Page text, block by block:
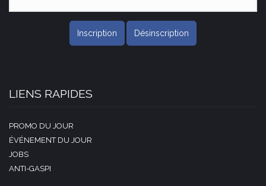
Inscription Désinscription
LIENS RAPIDES
PROMO DU JOUR
ÉVÉNEMENT DU JOUR
JOBS
ANTI-GASPI